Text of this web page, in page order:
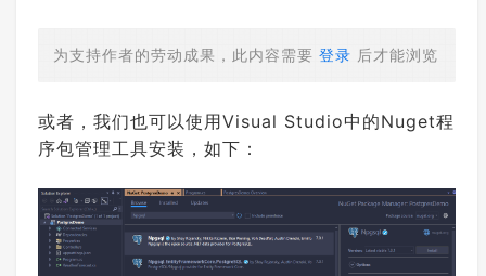
为支持作者的劳动成果，此内容需要 登录 后才能浏览
或者，我们也可以使用Visual Studio中的Nuget程
序包管理工具安装，如下：